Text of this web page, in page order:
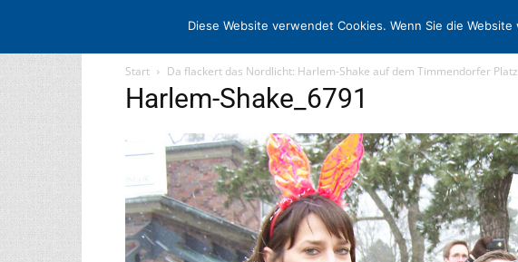
STARTSEITE ARCHIV MEDIADATEN KONTAKT
Start Da flackert das Nordlicht: Harlem-Shake auf dem Timmendorfer Platz
Harlem-Shake_6791
Diese Website verwendet Cookies. Wenn Sie die